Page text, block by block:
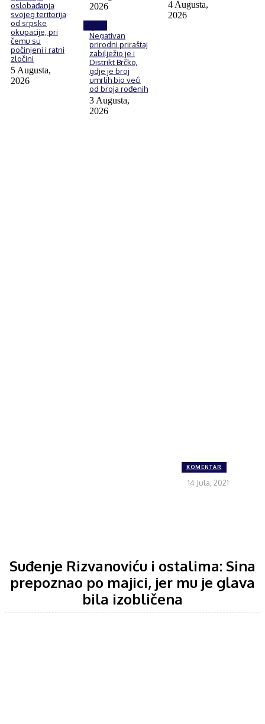
oslobađanja
svojeg teritorija
od srpske
okupacije, pri
čemu su
počinjeni i ratni
zločini
5 Augusta,
2026
2026
4 Augusta,
2026
Negativan
prirodni priraštaj
zabilježio je i
Distrikt Brčko,
gdje je broj
umrlih bio veći
od broja rođenih
3 Augusta,
2026
KOMENTAR
14 Jula, 2021
Suđenje Rizvanoviću i ostalima: Sina
prepoznao po majici, jer mu je glava
bila izobličena